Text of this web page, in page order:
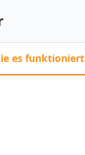
es funktioniert